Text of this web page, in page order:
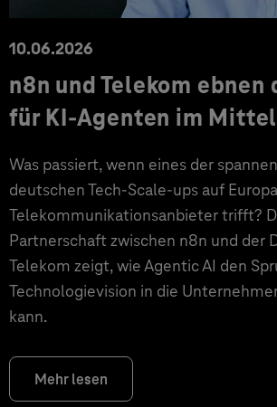
10.06.2026
n8n und Telekom ebnen
für KI-Agenten im
Was passiert, wenn eines der
deutschen Tech-Scale-ups auf
Telekommunikationsanbieter trifft?
Partnerschaft zwischen n8n und der
Telekom zeigt, wie Agentic AI den
Technologievision in die
kann.
Mehr lesen